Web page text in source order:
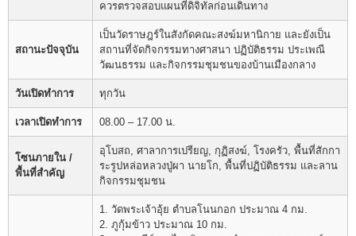
ควรตรวจสอบแผนที่ดิจิทัลก่อนเดินทาง
สถานะปัจจุบัน
เป็นวัดราษฎร์ในสังกัดคณะสงฆ์มหานิกาย และยังเป็น
สถานที่จัดกิจกรรมทางศาสนา ปฏิบัติธรรม ประเพณี
วัฒนธรรม และกิจกรรมชุมชนของบ้านเมืองกลาง
วันเปิดทำการ ทุกวัน
เวลาเปิดทำการ 08.00 – 17.00 น.
โซนภายใน /
พื้นที่สำคัญ
อุโบสถ, ศาลาการเปรียญ, กุฏิสงฆ์, โรงครัว, พื้นที่สักกา
ระรูปหล่อหลวงปู่ผา นายโก, พื้นที่ปฏิบัติธรรม และลาน
กิจกรรมชุมชน
1. วัดพระเจ้าอุ้ย ตำบลโนนกอก ประมาณ 4 กม.
2. ภูกุ้มข้าว ประมาณ 10 กม.